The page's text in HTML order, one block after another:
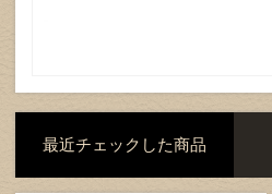
最近チェックした商品